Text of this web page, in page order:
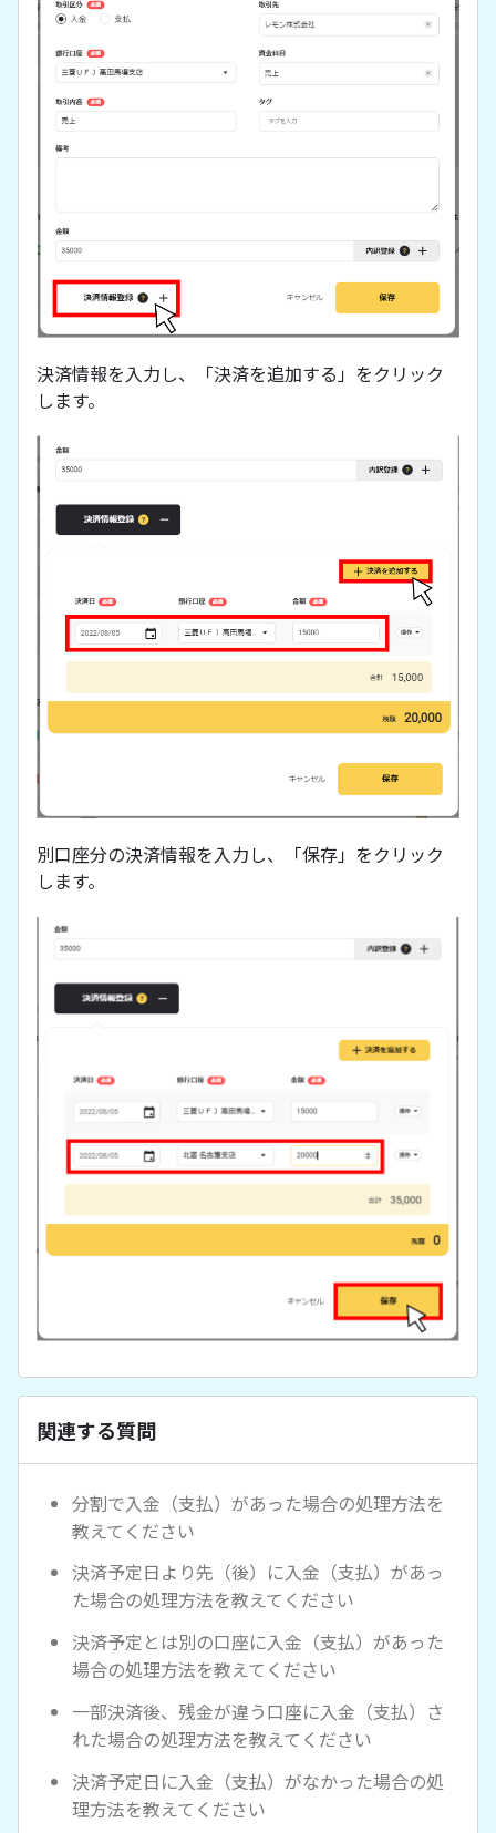
決済情報を入力し、「決済を追加する」をクリック
します。
別口座分の決済情報を入力し、「保存」をクリック
します。
関連する質問
分割で入金（支払）があった場合の処理方法を
教えてください
決済予定日より先（後）に入金（支払）があっ
た場合の処理方法を教えてください
決済予定とは別の口座に入金（支払）があった
場合の処理方法を教えてください
一部決済後、残金が違う口座に入金（支払）さ
れた場合の処理方法を教えてください
決済予定日に入金（支払）がなかった場合の処
理方法を教えてください